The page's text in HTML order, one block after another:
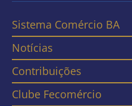
Sistema Comércio BA
Notícias
Contribuições
Clube Fecomércio